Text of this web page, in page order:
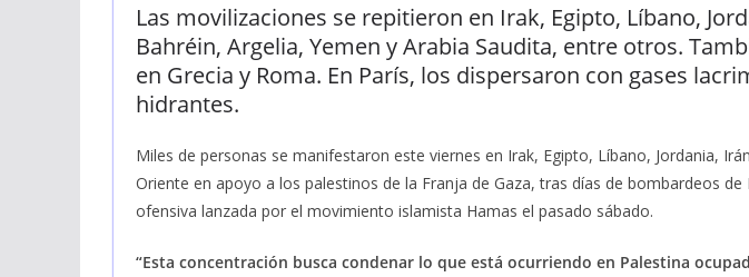
Las movilizaciones se repitieron en Irak, Egipto, Líbano,
Bahréin, Argelia, Yemen y Arabia Saudita, entre otros.
en Grecia y Roma. En París, los dispersaron con gases
hidrantes.
Miles de personas se manifestaron este viernes en Irak, Egipto, Líbano, Jordania,
Oriente en apoyo a los palestinos de la Franja de Gaza, tras días de bombardeos de
ofensiva lanzada por el movimiento islamista Hamas el pasado sábado.
“Esta concentración busca condenar lo que está ocurriendo en Palestina